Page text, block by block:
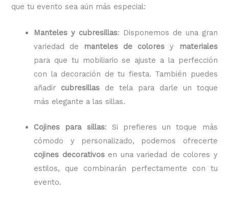
que tu evento sea aún más especial:
Manteles y cubresillas: Disponemos de una gran
variedad de manteles de colores y
materiales
para que tu mobiliario se ajuste a la perfección
con la decoración de tu fiesta. También puedes
añadir cubresillas de tela para darle un toque
más elegante a las sillas.
Cojines para sillas: Si prefieres un toque más
cómodo y personalizado, podemos ofrecerte
cojines decorativosen una variedad de colores y
estilos, que combinarán perfectamente con tu
evento.